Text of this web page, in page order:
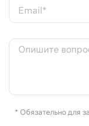
Email*
Опишите
* Обязательно для